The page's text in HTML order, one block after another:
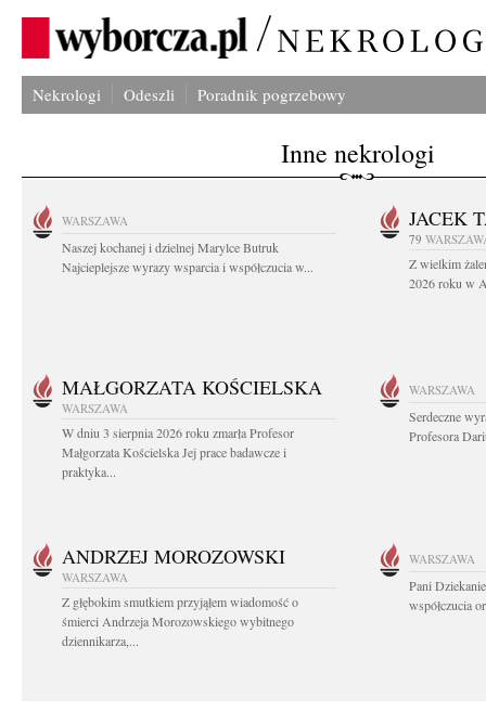
Nekrologi Odeszli Poradnik pogrzebowy
Inne nekrologi
WARSZAWA
Naszej kochanej i dzielnej Marylce Butruk
Najcieplejsze wyrazy wsparcia i współczucia w...
JACEK
79
Z wielkim
2026 roku w
MAŁGORZATA KOŚCIELSKA
WARSZAWA
W dniu 3 sierpnia 2026 roku zmarła Profesor
Małgorzata Kościelska Jej prace badawcze i
praktyka...
WARSZAWA
Serdeczne
Profesora
ANDRZEJ MOROZOWSKI
WARSZAWA
Z głębokim smutkiem przyjąłem wiadomość o
śmierci Andrzeja Morozowskiego wybitnego
dziennikarza,...
WARSZAWA
Pani
współczucia